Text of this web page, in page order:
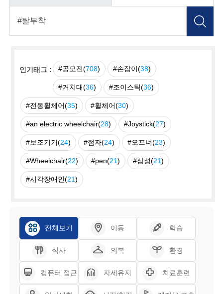
인기태그 : #공모전(708) #손잡이(38)
#거치대(36) #조이스틱(36)
#전동휠체어(35) #휠체어(30)
#an electric wheelchair(28) #Joystick(27)
#보조기기(24) #점자(24) #오프너(23)
#Wheelchair(22) #pen(21) #삼성(21)
#시각장애인(21)
전체보기 이동 학습
식사 의복 환경
컴퓨터 접근 자세유지 치료훈련